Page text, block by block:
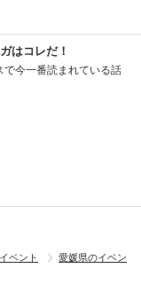
はコレだ！
で今一番読まれている話
ベント
愛媛県のイベン